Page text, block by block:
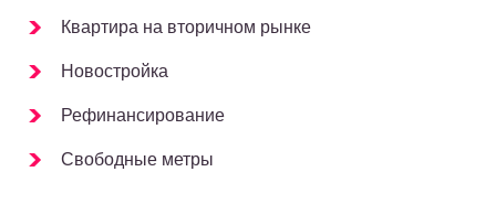
Квартира на вторичном рынке
Новостройка
Рефинансирование
Свободные метры